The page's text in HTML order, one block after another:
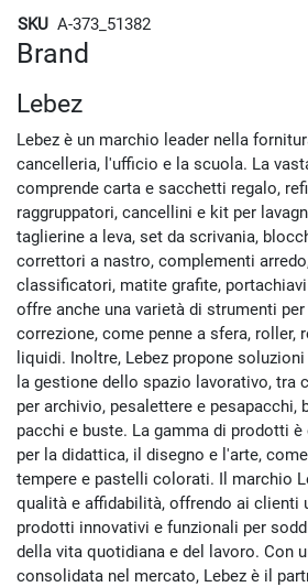
SKU A-373_51382
Brand
Lebez
Lebez è un marchio leader nella
cancelleria, l'ufficio e la scuola. La
comprende carta e sacchetti regalo,
raggruppatori, cancellini e kit per
taglierine a leva, set da scrivania,
correttori a nastro, complementi
classificatori, matite grafite,
offre anche una varietà di strumenti
correzione, come penne a sfera, roller,
liquidi. Inoltre, Lebez propone
la gestione dello spazio lavorativo, tra
per archivio, pesalettere e pesapacchi,
pacchi e buste. La gamma di prodotti
per la didattica, il disegno e l'arte,
tempere e pastelli colorati. Il marchio
qualità e affidabilità, offrendo ai clienti
prodotti innovativi e funzionali per
della vita quotidiana e del lavoro. Con
consolidata nel mercato, Lebez è il